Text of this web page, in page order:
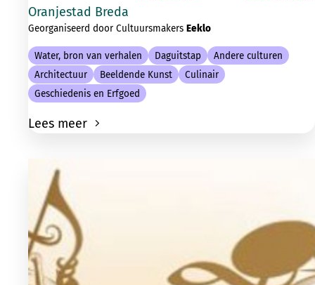
Oranjestad Breda
Georganiseerd door Cultuursmakers Eeklo
Water, bron van verhalen Daguitstap
Andere culturen
Architectuur
Beeldende Kunst
Culinair
Geschiedenis en Erfgoed
Lees meer